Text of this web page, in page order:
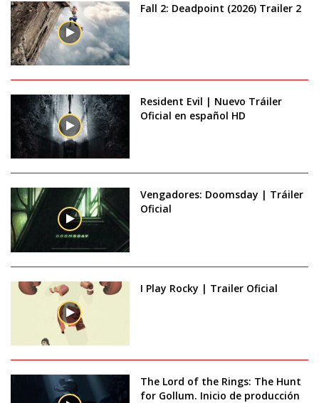
Fall 2: Deadpoint (2026) Trailer 2
Resident Evil | Nuevo Tráiler
Oficial en español HD
Vengadores: Doomsday | Tráiler
Oficial
I Play Rocky | Trailer Oficial
The Lord of the Rings: The Hunt
for Gollum. Inicio de producción